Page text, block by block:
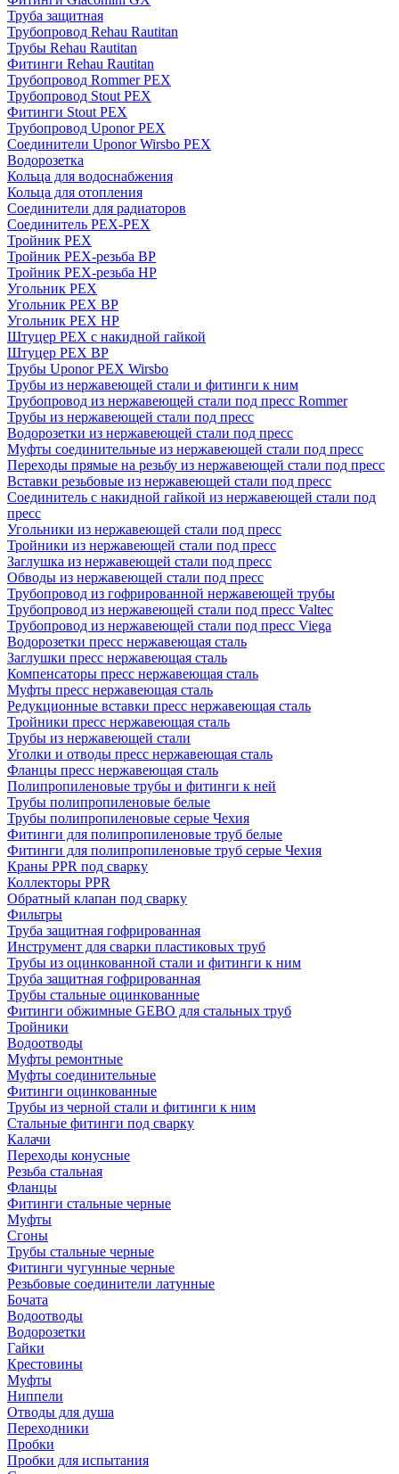
Труба защитная
Трубопровод Rehau Rautitan
Трубы Rehau Rautitan
Фитинги Rehau Rautitan
Трубопровод Rommer PEX
Трубопровод Stout PEX
Фитинги Stout PEX
Трубопровод Uponor PEX
Соединители Uponor Wirsbo PEX
Водорозетка
Кольца для водоснабжения
Кольца для отопления
Соединители для радиаторов
Соединитель PEX-PEX
Тройник PEX
Тройник PEX-резьба ВР
Тройник PEX-резьба НР
Угольник PEX
Угольник PEX ВР
Угольник PEX НР
Штуцер PEX c накидной гайкой
Штуцер PEX ВР
Трубы Uponor PEX Wirsbo
Трубы из нержавеющей стали и фитинги к ним
Трубопровод из нержавеющей стали под пресс Rommer
Трубы из нержавеющей стали под пресс
Водорозетки из нержавеющей стали под пресс
Муфты соединительные из нержавеющей стали под пресс
Переходы прямые на резьбу из нержавеющей стали под пресс
Вставки резьбовые из нержавеющей стали под пресс
Соединитель с накидной гайкой из нержавеющей стали под
пресс
Угольники из нержавеющей стали под пресс
Тройники из нержавеющей стали под пресс
Заглушка из нержавеющей стали под пресс
Обводы из нержавеющей стали под пресс
Трубопровод из гофрированной нержавеющей трубы
Трубопровод из нержавеющей стали под пресс Valtec
Трубопровод из нержавеющей стали под пресс Viega
Водорозетки пресс нержавеющая сталь
Заглушки пресс нержавеющая сталь
Компенсаторы пресс нержавеющая сталь
Муфты пресс нержавеющая сталь
Редукционные вставки пресс нержавеющая сталь
Тройники пресс нержавеющая сталь
Трубы из нержавеющей стали
Уголки и отводы пресс нержавеющая сталь
Фланцы пресс нержавеющая сталь
Полипропиленовые трубы и фитинги к ней
Трубы полипропиленовые белые
Трубы полипропиленовые серые Чехия
Фитинги для полипропиленовые труб белые
Фитинги для полипропиленовые труб серые Чехия
Краны PPR под сварку
Коллекторы PPR
Обратный клапан под сварку
Фильтры
Труба защитная гофрированная
Инструмент для сварки пластиковых труб
Трубы из оцинкованной стали и фитинги к ним
Труба защитная гофрированная
Трубы стальные оцинкованные
Фитинги обжимные GEBO для стальных труб
Тройники
Водоотводы
Муфты ремонтные
Муфты соединительные
Фитинги оцинкованные
Трубы из черной стали и фитинги к ним
Стальные фитинги под сварку
Калачи
Переходы конусные
Резьба стальная
Фланцы
Фитинги стальные черные
Муфты
Сгоны
Трубы стальные черные
Фитинги чугунные черные
Резьбовые соединители латунные
Бочата
Водоотводы
Водорозетки
Гайки
Крестовины
Муфты
Ниппели
Отводы для душа
Переходники
Пробки
Пробки для испытания